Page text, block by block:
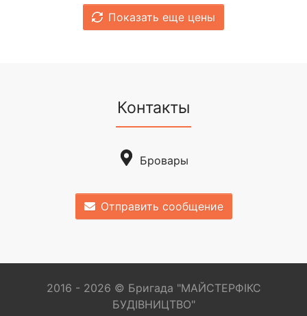
Показать еще цены
Контакты
Бровары
Отправить сообщение
2016 - 2026 © Бригада "МАЙСТЕРФІКС
БУДІВНИЦТВО"